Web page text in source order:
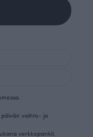
vaihto- ja
verkkopankit,